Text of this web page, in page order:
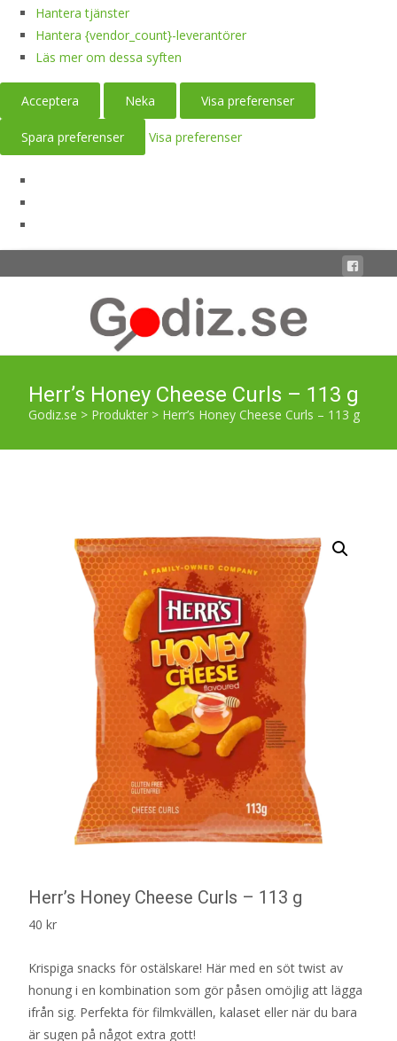
Hantera tjänster
Hantera {vendor_count}-leverantörer
Läs mer om dessa syften
Acceptera Neka Visa preferenser
Spara preferenser Visa preferenser
Herr’s Honey Cheese Curls – 113 g
Godiz.se > Produkter > Herr’s Honey Cheese Curls – 113 g
Herr’s Honey Cheese Curls – 113 g
40 kr
Krispiga snacks för ostälskare! Här med en söt twist av
honung i en kombination som gör påsen omöjlig att lägga
ifrån sig. Perfekta för filmkvällen, kalaset eller när du bara
är sugen på något extra gott!